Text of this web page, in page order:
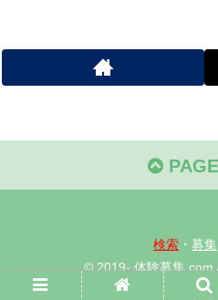
検索 ・ 募集
© 2019- 体験募集.com
当サイト内容、画像等の無